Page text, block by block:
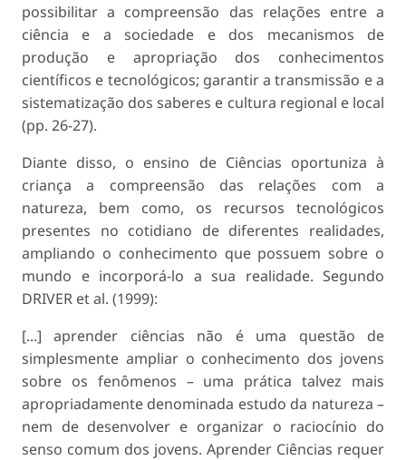
possibilitar a compreensão das relações entre a
ciência e a sociedade e dos mecanismos de
produção e apropriação dos conhecimentos
científicos e tecnológicos; garantir a transmissão e a
sistematização dos saberes e cultura regional e local
(pp. 26-27).
Diante disso, o ensino de Ciências oportuniza à
criança a compreensão das relações com a
natureza, bem como, os recursos tecnológicos
presentes no cotidiano de diferentes realidades,
ampliando o conhecimento que possuem sobre o
mundo e incorporá-lo a sua realidade. Segundo
DRIVER et al. (1999):
[...] aprender ciências não é uma questão de
simplesmente ampliar o conhecimento dos jovens
sobre os fenômenos – uma prática talvez mais
apropriadamente denominada estudo da natureza –
nem de desenvolver e organizar o raciocínio do
senso comum dos jovens. Aprender Ciências requer